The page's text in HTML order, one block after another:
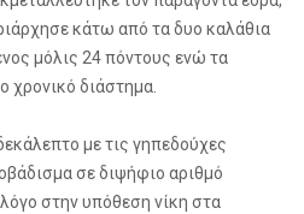
κάτω από τα δυο καλάθια
μόλις 24 πόντους ενώ τα
χρονικό διάστημα.
με τις γηπεδούχες
σε διψήφιο αριθμό
στην υπόθεση νίκη στα